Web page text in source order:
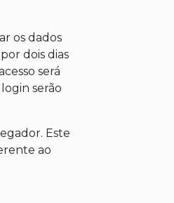
os dados
dois dias
será
serão
Este
ao